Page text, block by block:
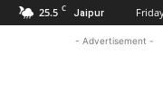
25.5 C Jaipur
- Advertisement -